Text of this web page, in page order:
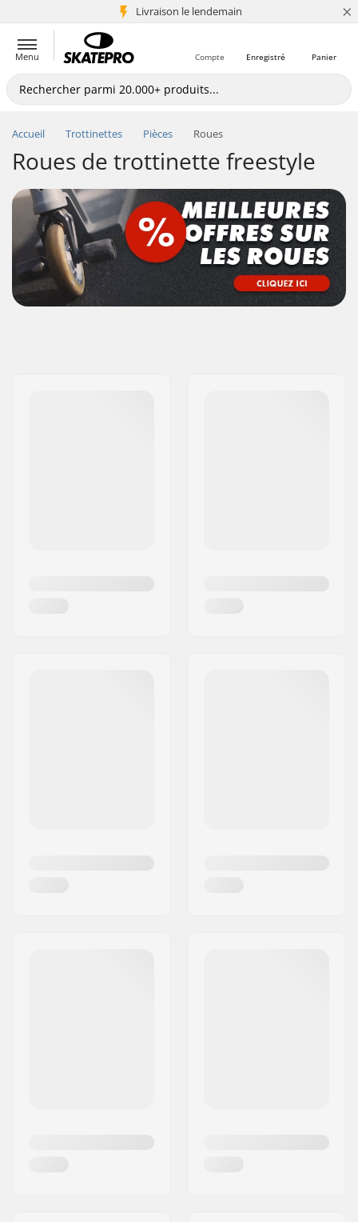
Livraison le lendemain
+5 mio de clients ×
Menu Panier
Enregistré
Compte
Accueil Trottinettes Pièces Roues
Roues de trottinette freestyle